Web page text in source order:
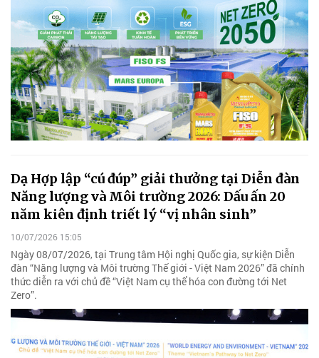
Dạ Hợp lập “cú đúp” giải thưởng tại Diễn đàn
Năng lượng và Môi trường 2026: Dấu ấn 20
năm kiên định triết lý “vị nhân sinh”
10/07/2026 15:05
Ngày 08/07/2026, tại Trung tâm Hội nghị Quốc gia, sự kiện Diễn
đàn “Năng lượng và Môi trường Thế giới - Việt Nam 2026” đã chính
thức diễn ra với chủ đề “Việt Nam cụ thể hóa con đường tới Net
Zero”.